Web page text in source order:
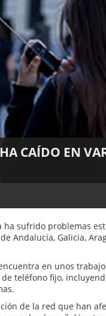
CAÍDO EN
ha sufrido problemas
Andalucía, Galicia,
en unos
teléfono fijo,
de la red que han